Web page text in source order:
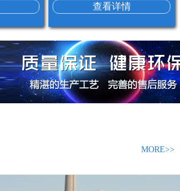
查看详情
MORE>>